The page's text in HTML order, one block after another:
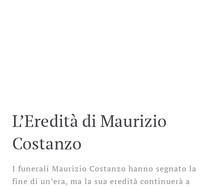
L’Eredità di Maurizio
Costanzo
I funerali Maurizio Costanzo hanno segnato la
fine di un’era, ma la sua eredità continuerà a